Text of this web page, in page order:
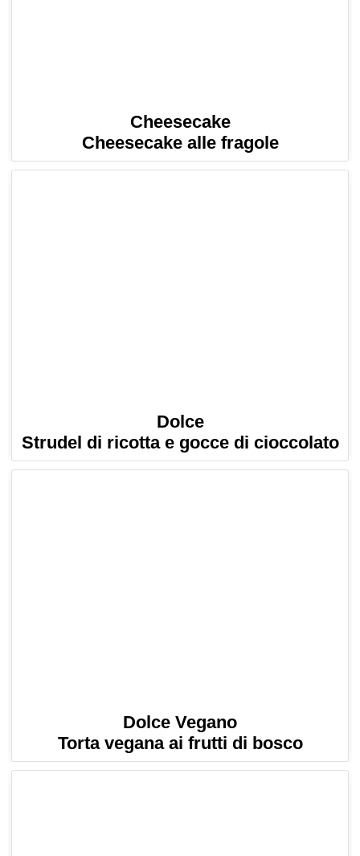
Cheesecake
Cheesecake alle fragole
Dolce
Strudel di ricotta e gocce di cioccolato
Dolce Vegano
Torta vegana ai frutti di bosco